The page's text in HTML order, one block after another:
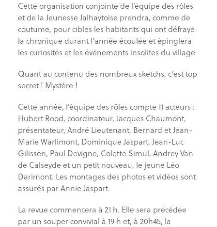
Cette organisation conjointe de l’équipe des rôles
et de la Jeunesse Jalhaytoise prendra, comme de
coutume, pour cibles les habitants qui ont défrayé
la chronique durant l’année écoulée et épinglera
les curiosités et les événements insolites du village
Quant au contenu des nombreux sketchs, c’est top
secret ! Mystère !
Cette année, l’équipe des rôles compte 11 acteurs :
Hubert Rood, coordinateur, Jacques Chaumont,
présentateur, André Lieutenant, Bernard et Jean-
Marie Warlimont, Dominique Jaspart, Jean-Luc
Gilissen, Paul Devigne, Colette Simul, Andrey Van
de Calseyde et un petit nouveau, le jeune Léo
Darimont. Les montages des photos et vidéos sont
assurés par Annie Jaspart.
La revue commencera à 21 h. Elle sera précédée
par un souper convivial à 19 h et, à 20h45, la